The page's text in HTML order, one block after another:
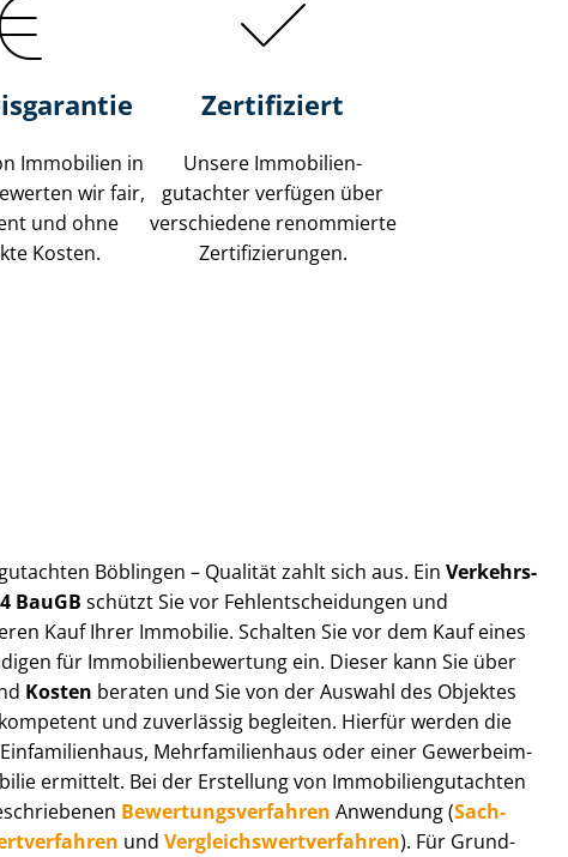
Immobilien in
wir fair,
und ohne
Kosten.
Zertifiziert
Unsere Immobilien­
gutachter verfügen über
verschiedene renommierte
Zer­ti­fi­zie­run­gen.
Böblingen – Qualität zahlt sich aus. Ein Ver­kehrs­
BauGB schützt Sie vor Fehl­ent­schei­dun­gen und
Kauf Ihrer Immobilie. Schalten Sie vor dem Kauf eines
für Im­mo­bi­li­en­be­wer­tung ein. Dieser kann Sie über
Kosten beraten und Sie von der Auswahl des Objektes
und zuverlässig begleiten. Hierfür werden die
Mehr­fa­mi­li­en­haus oder einer Ge­wer­be­im­
ermittelt. Bei der Erstellung von Im­mo­bi­li­en­gut­ach­ten
Be­wer­tungs­ver­fah­ren Anwendung (Sach­
und Ver­gleichs­wert­ver­fah­ren). Für Grund­